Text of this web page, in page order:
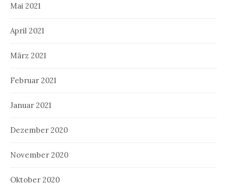
Mai 2021
April 2021
März 2021
Februar 2021
Januar 2021
Dezember 2020
November 2020
Oktober 2020